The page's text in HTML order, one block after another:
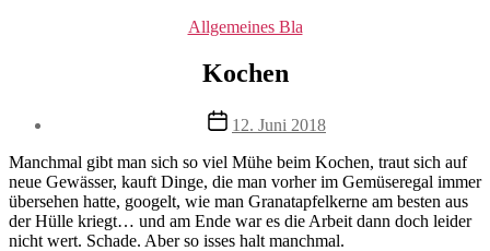
Kategorien
Allgemeines Bla
Kochen
mrswilson
Veröffentlichungsdatum
12. Juni 2018
Manchmal gibt man sich so viel Mühe beim Kochen, traut sich auf
neue Gewässer, kauft Dinge, die man vorher im Gemüseregal immer
übersehen hatte, googelt, wie man Granatapfelkerne am besten aus
der Hülle kriegt… und am Ende war es die Arbeit dann doch leider
nicht wert. Schade. Aber so isses halt manchmal.